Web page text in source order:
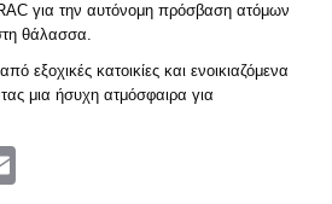
για την αυτόνομη πρόσβαση ατόμων
θάλασσα.
εξοχικές κατοικίες και ενοικιαζόμενα
μια ήσυχη ατμόσφαιρα για